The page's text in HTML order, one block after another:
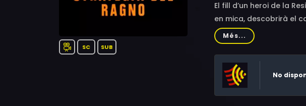
SC SUB
El fill d’un heroi de la
en mica, descobrirà el
Més...
No